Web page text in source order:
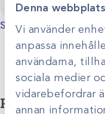
Denna
Vi använder
anpassa
användarna,
sociala medier
vidarebefordrar
annan
Specifikationer
Produktgrupp
Relaterade